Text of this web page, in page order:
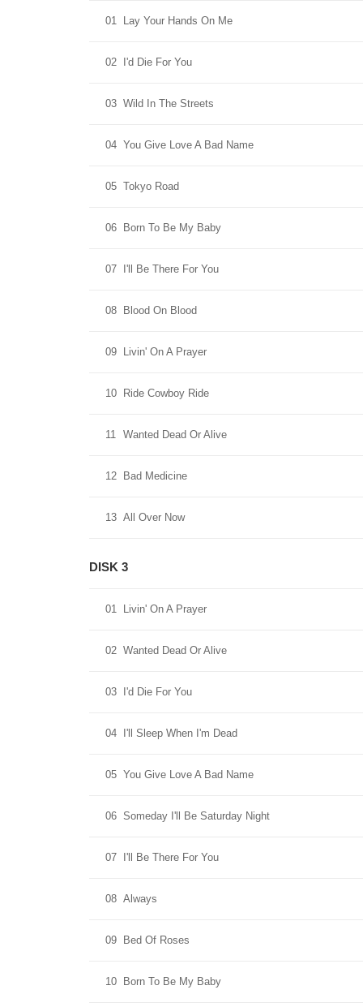
01 Lay Your Hands On Me
02 I'd Die For You
03 Wild In The Streets
04 You Give Love A Bad Name
05 Tokyo Road
06 Born To Be My Baby
07 I'll Be There For You
08 Blood On Blood
09 Livin' On A Prayer
10 Ride Cowboy Ride
11 Wanted Dead Or Alive
12 Bad Medicine
13 All Over Now
DISK 3
01 Livin' On A Prayer
02 Wanted Dead Or Alive
03 I'd Die For You
04 I'll Sleep When I'm Dead
05 You Give Love A Bad Name
06 Someday I'll Be Saturday Night
07 I'll Be There For You
08 Always
09 Bed Of Roses
10 Born To Be My Baby